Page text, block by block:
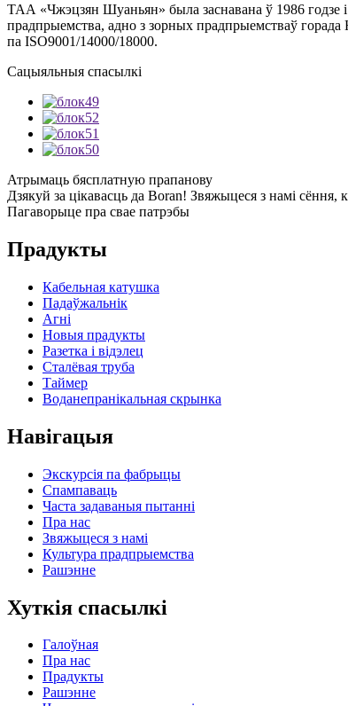
ТАА «Чжэцзян Шуаньян» была заснавана ў 1986 годзе
прадпрыемства, адно з зорных прадпрыемстваў горада
па ISO9001/14000/18000.
Сацыяльныя спасылкі
Атрымаць бясплатную прапанову
Дзякуй за цікавасць да Boran! Звяжыцеся з намі
Пагаворыце пра свае патрэбы
Прадукты
Кабельная катушка
Падаўжальнік
Агні
Новыя прадукты
Разетка і відэлец
Сталёвая труба
Таймер
Воданепранікальная скрынка
Навігацыя
Экскурсія па фабрыцы
Спампаваць
Часта задаваныя пытанні
Пра нас
Звяжыцеся з намі
Культура прадпрыемства
Рашэнне
Хуткія спасылкі
Галоўная
Пра нас
Прадукты
Рашэнне